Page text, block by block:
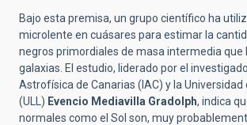
Bajo esta premisa, un grupo científico ha
microlente en cuásares para estimar la
negros primordiales de masa intermedia que
galaxias. El estudio, liderado por el
Astrofísica de Canarias (IAC) y la Universidad
(ULL) Evencio Mediavilla Gradolph, indica
normales como el Sol son, muy